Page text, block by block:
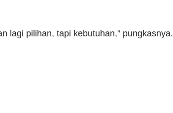
lagi pilihan, tapi kebutuhan,” pungkasnya.